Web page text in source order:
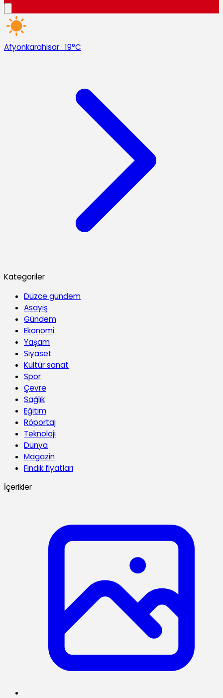
Afyonkarahisar· 19°C
Kategoriler
Düzce gündem
Asayiş
Gündem
Ekonomi
Yaşam
Siyaset
Kültür sanat
Spor
Çevre
Sağlık
Eğitim
Röportaj
Teknoloji
Dünya
Magazin
Fındık fiyatları
İçerikler